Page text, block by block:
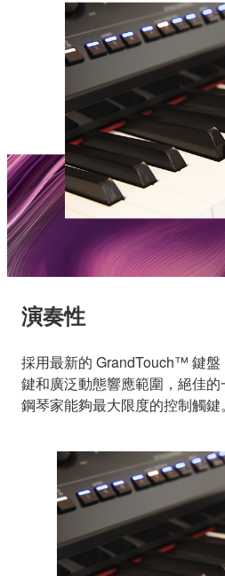
演奏性
採用最新的 GrandTouch™ 鍵
鍵和廣泛動態響應範圍，絕佳
鋼琴家能夠最大限度的控制觸鍵。